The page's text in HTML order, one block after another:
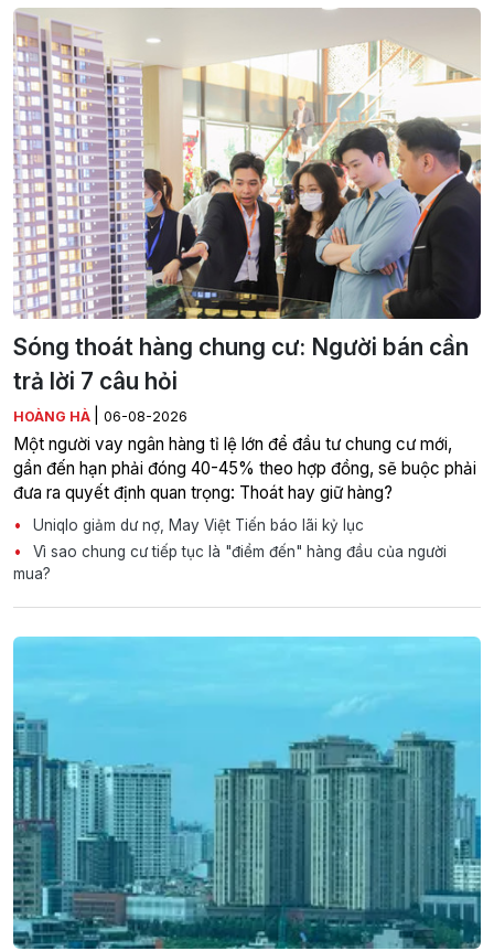
Sóng thoát hàng chung cư: Người bán cần
trả lời 7 câu hỏi
HOÀNG HÀ 06-08-2026
Một người vay ngân hàng tỉ lệ lớn để đầu tư chung cư mới,
gần đến hạn phải đóng 40-45% theo hợp đồng, sẽ buộc phải
đưa ra quyết định quan trọng: Thoát hay giữ hàng?
Uniqlo giảm dư nợ, May Việt Tiến báo lãi kỷ lục
Vì sao chung cư tiếp tục là "điểm đến" hàng đầu của người
mua?